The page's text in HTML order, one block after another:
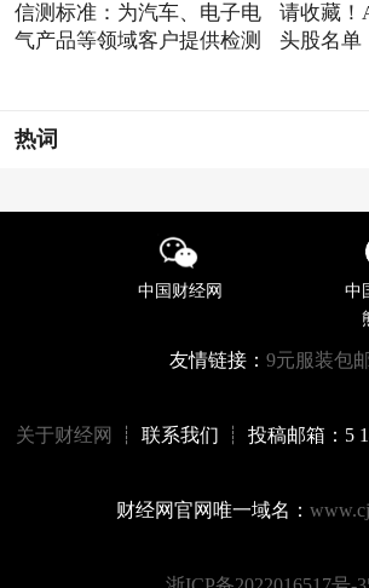
信测标准：为汽车、电子电
气产品等领域客户提供检测
请收藏！
头股名单
热词
中国财经网
中
友情链接： 9元服装包
关于财经网 ┊ 联系我们 ┊ 投稿邮箱：5
财经网官网唯一域名：